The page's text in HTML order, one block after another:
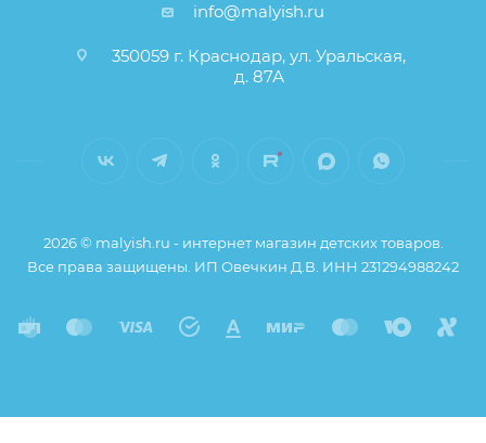
info@malyish.ru
350059 г. Краснодар, ул. Уральская,
д. 87А
2026 © malyish.ru - интернет магазин детских товаров.
Все права защищены. ИП Овечкин Д.В. ИНН 231294988242